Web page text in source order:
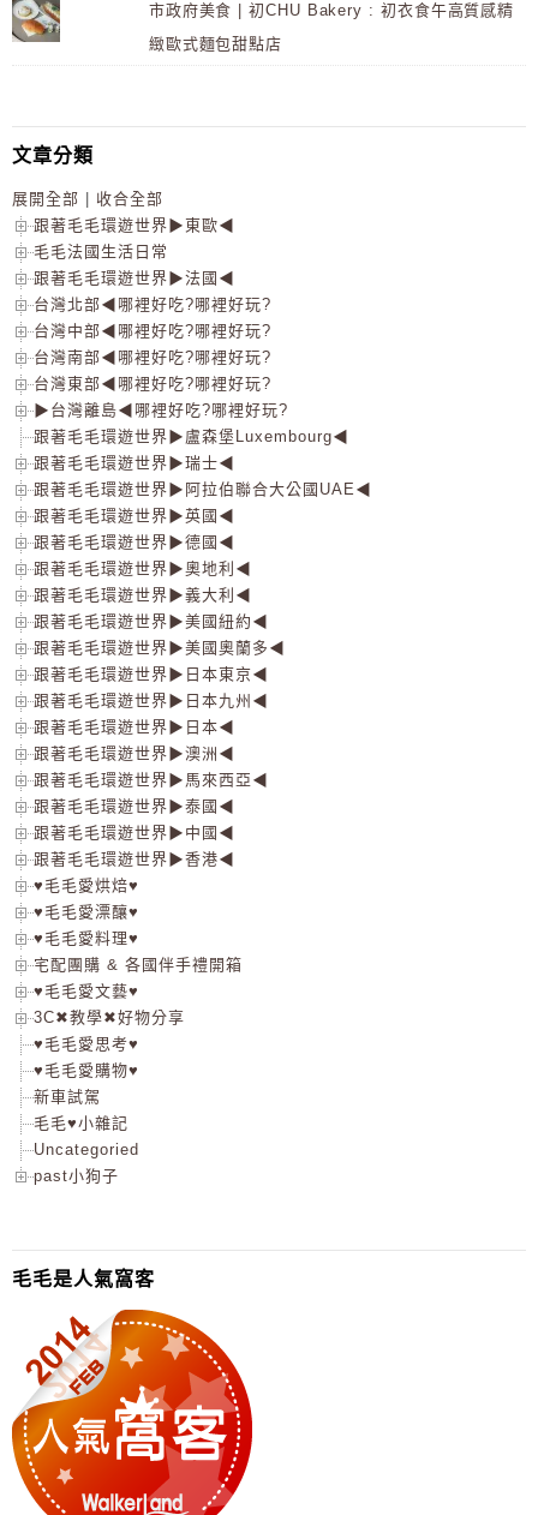
市政府美食 | 初CHU Bakery : 初衣食午高質感精
緻歐式麵包甜點店
文章分類
展開全部
收合全部
跟著毛毛環遊世界▶東歐◀
毛毛法國生活日常
跟著毛毛環遊世界▶法國◀
台灣北部◀哪裡好吃?哪裡好玩?
台灣中部◀哪裡好吃?哪裡好玩?
台灣南部◀哪裡好吃?哪裡好玩?
台灣東部◀哪裡好吃?哪裡好玩?
▶台灣離島◀哪裡好吃?哪裡好玩?
跟著毛毛環遊世界▶盧森堡Luxembourg◀
跟著毛毛環遊世界▶瑞士◀
跟著毛毛環遊世界▶阿拉伯聯合大公國UAE◀
跟著毛毛環遊世界▶英國◀
跟著毛毛環遊世界▶德國◀
跟著毛毛環遊世界▶奧地利◀
跟著毛毛環遊世界▶義大利◀
跟著毛毛環遊世界▶美國紐約◀
跟著毛毛環遊世界▶美國奧蘭多◀
跟著毛毛環遊世界▶日本東京◀
跟著毛毛環遊世界▶日本九州◀
跟著毛毛環遊世界▶日本◀
跟著毛毛環遊世界▶澳洲◀
跟著毛毛環遊世界▶馬來西亞◀
跟著毛毛環遊世界▶泰國◀
跟著毛毛環遊世界▶中國◀
跟著毛毛環遊世界▶香港◀
♥毛毛愛烘焙♥
♥毛毛愛漂釀♥
♥毛毛愛料理♥
宅配團購 & 各國伴手禮開箱
♥毛毛愛文藝♥
3C✖教學✖好物分享
♥毛毛愛思考♥
♥毛毛愛購物♥
新車試駕
毛毛♥小雜記
Uncategoried
past小狗子
毛毛是人氣窩客